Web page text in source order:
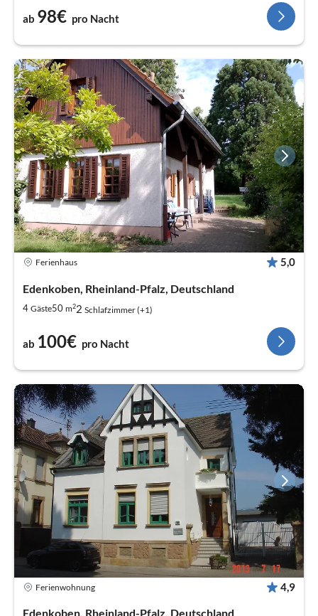
ab 98€ pro Nacht
Ferienhaus 5,0
Edenkoben, Rheinland-Pfalz, Deutschland
4 Gäste50 m22 Schlafzimmer (+1)
ab 100€ pro Nacht
Ferienwohnung 4,9
Edenkoben, Rheinland-Pfalz, Deutschland